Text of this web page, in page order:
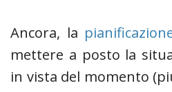
Ancora, la
mettere a posto la
in vista del momento